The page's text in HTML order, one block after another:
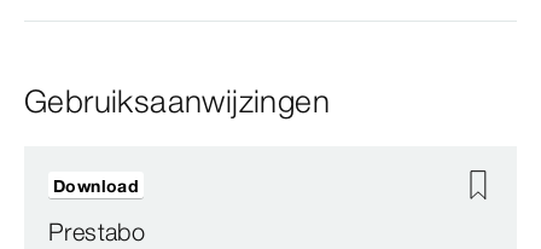
Gebruiksaanwijzingen
Prestabo
Download